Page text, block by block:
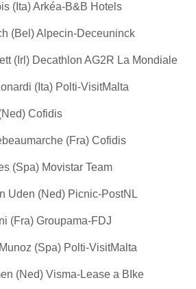
(Ita) Arkéa-B&B Hotels
(Bel) Alpecin-Deceuninck
(Irl) Decathlon AG2R La Mondiale
(Ita) Polti-VisitMalta
Cofidis
(Fra) Cofidis
(Spa) Movistar Team
Uden (Ned) Picnic-PostNL
(Fra) Groupama-FDJ
(Spa) Polti-VisitMalta
(Ned) Visma-Lease a BIke